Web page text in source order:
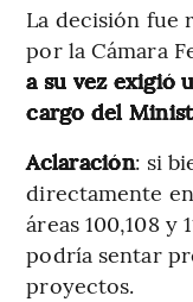
La decisión fue
por la Cámara
a su vez exigió
cargo del
Aclaración: si
directamente
áreas 100,108 y
podría sentar
proyectos.